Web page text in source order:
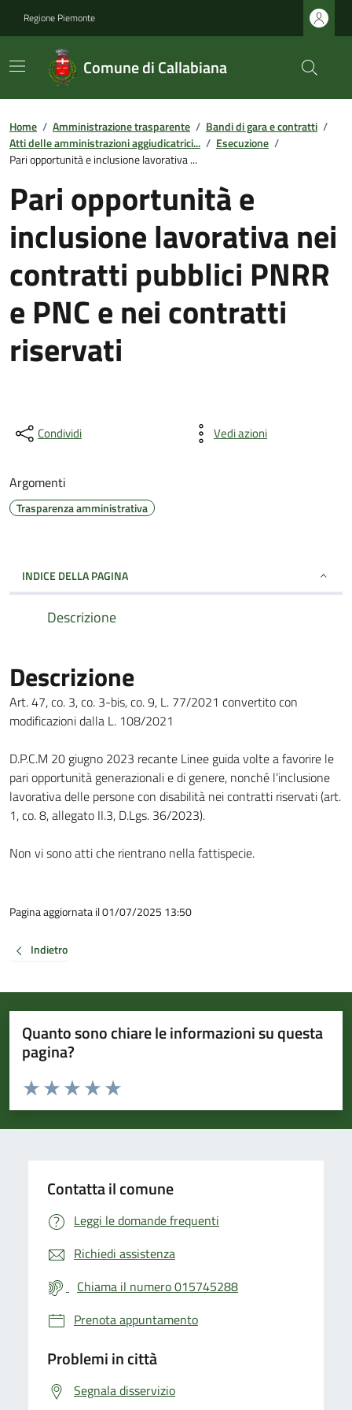
Regione Piemonte
Comune di Callabiana
Home / Amministrazione trasparente / Bandi di gara e contratti /
Atti delle amministrazioni aggiudicatrici... / Esecuzione /
Pari opportunità e inclusione lavorativa ...
Pari opportunità e
inclusione lavorativa nei
contratti pubblici PNRR
e PNC e nei contratti
riservati
Condividi Vedi azioni
Argomenti
Trasparenza amministrativa
INDICE DELLA PAGINA
Descrizione
Descrizione
Art. 47, co. 3, co. 3-bis, co. 9, L. 77/2021 convertito con
modificazioni dalla L. 108/2021
D.P.C.M 20 giugno 2023 recante Linee guida volte a favorire le
pari opportunità generazionali e di genere, nonché l’inclusione
lavorativa delle persone con disabilità nei contratti riservati (art.
1, co. 8, allegato II.3, D.Lgs. 36/2023).
Non vi sono atti che rientrano nella fattispecie.
Pagina aggiornata il 01/07/2025 13:50
Indietro
Quanto sono chiare le informazioni su questa
pagina?
Valuta da 1 a 5 stelle la pagina
Valuta 5 stelle su 5
Valuta 4 stelle su 5
Valuta 3 stelle su 5
Valuta 2 stelle su 5
Valuta 1 stelle su 5
Contatta il comune
Leggi le domande frequenti
Richiedi assistenza
Chiama il numero 015745288
Prenota appuntamento
Problemi in città
Segnala disservizio